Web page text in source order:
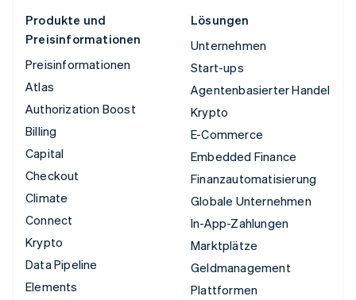
Produkte und
Preisinformationen
Preisinformationen
Atlas
Authorization Boost
Billing
Capital
Checkout
Climate
Connect
Krypto
Data Pipeline
Elements
Lösungen
Unternehmen
Start-ups
Agentenbasierter Handel
Krypto
E-Commerce
Embedded Finance
Finanzautomatisierung
Globale Unternehmen
In-App-Zahlungen
Marktplätze
Geldmanagement
Plattformen